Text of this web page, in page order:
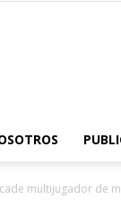
multijugador de